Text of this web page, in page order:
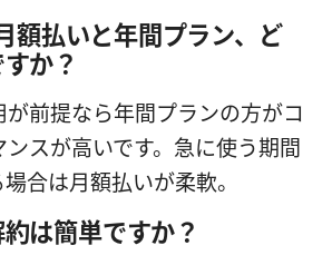
額払いと年間プラン、ど
か？
前提なら年間プランの方がコ
スが高いです。急に使う期間
合は月額払いが柔軟。
は簡単ですか？